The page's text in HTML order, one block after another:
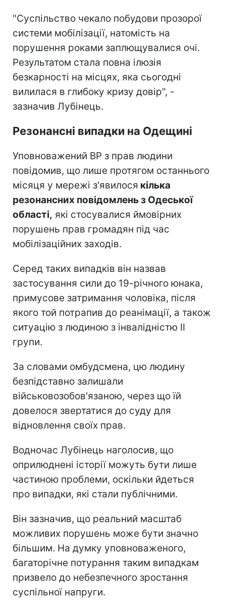
"Суспільство чекало побудови прозорої
системи мобілізації, натомість на
порушення роками заплющувалися очі.
Результатом стала повна ілюзія
безкарності на місцях, яка сьогодні
вилилася в глибоку кризу довір", -
зазначив Лубінець.
Резонансні випадки на Одещині
Уповноважений ВР з прав людини
повідомив, що лише протягом останнього
місяця у мережі з'явилося кілька
резонансних повідомлень з Одеської
області, які стосувалися ймовірних
порушень прав громадян під час
мобілізаційних заходів.
Серед таких випадків він назвав
застосування сили до 19-річного юнака,
примусове затримання чоловіка, після
якого той потрапив до реанімації, а також
ситуацію з людиною з інвалідністю II
групи.
За словами омбудсмена, цю людину
безпідставно залишали
військовозобов'язаною, через що їй
довелося звертатися до суду для
відновлення своїх прав.
Водночас Лубінець наголосив, що
оприлюднені історії можуть бути лише
частиною проблеми, оскільки йдеться
про випадки, які стали публічними.
Він зазначив, що реальний масштаб
можливих порушень може бути значно
більшим. На думку уповноваженого,
багаторічне потурання таким випадкам
призвело до небезпечного зростання
суспільної напруги.